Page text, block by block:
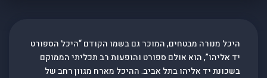
היכל מנורה מבטחים, המוכר גם בשמו הקודם “היכל הספורט
יד אליהו”, הוא אולם ספורט והופעות רב תכליתי הממוקם
בשכונת יד אליהו בתל אביב. ההיכל מארח מגוון רחב של